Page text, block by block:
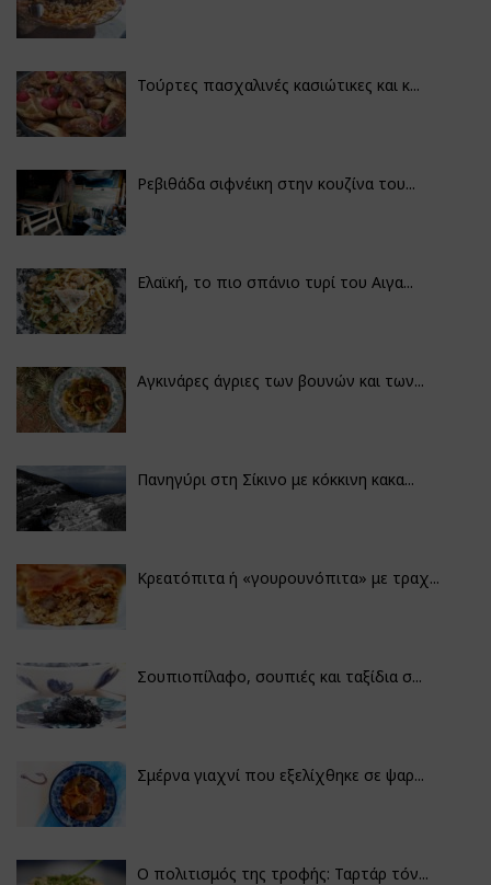
Τούρτες πασχαλινές κασιώτικες και κ...
Ρεβιθάδα σιφνέικη στην κουζίνα του...
Ελαϊκή, το πιο σπάνιο τυρί του Αιγα...
Αγκινάρες άγριες των βουνών και των...
Πανηγύρι στη Σίκινο με κόκκινη κακα...
Κρεατόπιτα ή «γουρουνόπιτα» με τραχ...
Σουπιοπίλαφο, σουπιές και ταξίδια σ...
Σμέρνα γιαχνί που εξελίχθηκε σε ψαρ...
Ο πολιτισμός της τροφής: Ταρτάρ τόν...